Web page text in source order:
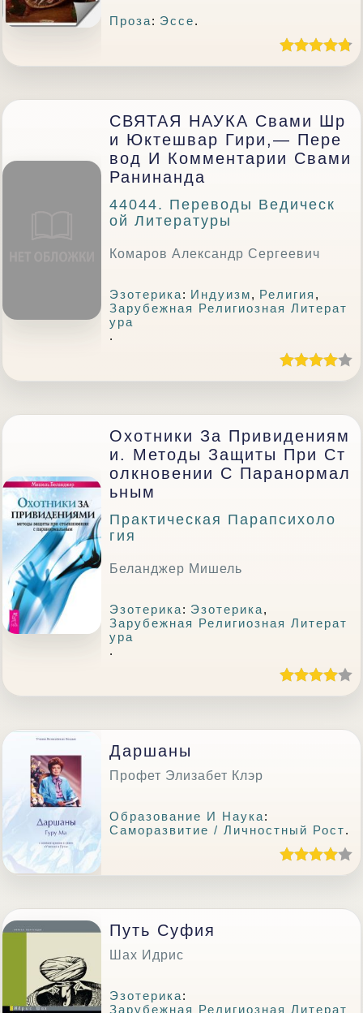
Проза: Эссе.
СВЯТАЯ НАУКА Свами Шр
И Юктешвар Гири,— Пере
Вод И Комментарии Свами
Ранинанда
44044. Переводы Ведическ
Ой Литературы
Комаров Александр Сергеевич
Эзотерика: Индуизм, Религия ,
Зарубежная Религиозная Литерат
Ура
.
Охотники За Привидениям
И. Методы Защиты При Ст
Олкновении С Паранормал
Ьным
Практическая Парапсихоло
Гия
Беланджер Мишель
Эзотерика: Эзотерика,
Зарубежная Религиозная Литерат
Ура
.
Даршаны
Профет Элизабет Клэр
Образование И Наука:
Саморазвитие / Личностный Рост.
Путь Суфия
Шах Идрис
Эзотерика:
Зарубежная Религиозная Литерат